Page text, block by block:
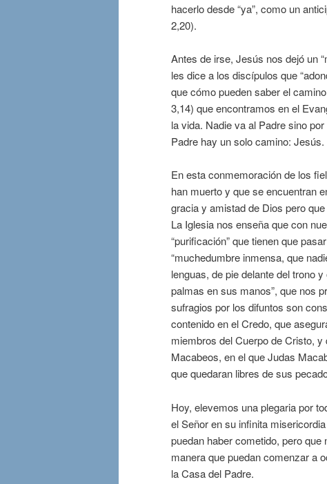
hacerlo desde “ya”, como un
2,20).
Antes de irse, Jesús nos dejó un
les dice a los discípulos que
que cómo pueden saber el
3,14) que encontramos en el
la vida. Nadie va al Padre sino
Padre hay un solo camino: Jesús.
En esta conmemoración de los
han muerto y que se encuentran
gracia y amistad de Dios pero
La Iglesia nos enseña que con
“purificación” que tienen que
“muchedumbre inmensa, que
lenguas, de pie delante del trono
palmas en sus manos”, que nos
sufragios por los difuntos son
contenido en el Credo, que
miembros del Cuerpo de Cristo,
Macabeos, en el que Judas
que quedaran libres de sus
Hoy, elevemos una plegaria por
el Señor en su infinita
puedan haber cometido, pero
manera que puedan comenzar a
la Casa del Padre.